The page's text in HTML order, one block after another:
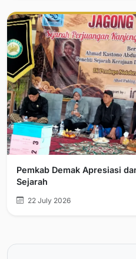
Pemkab Demak Apresiasi
Sejarah
22 July 2026